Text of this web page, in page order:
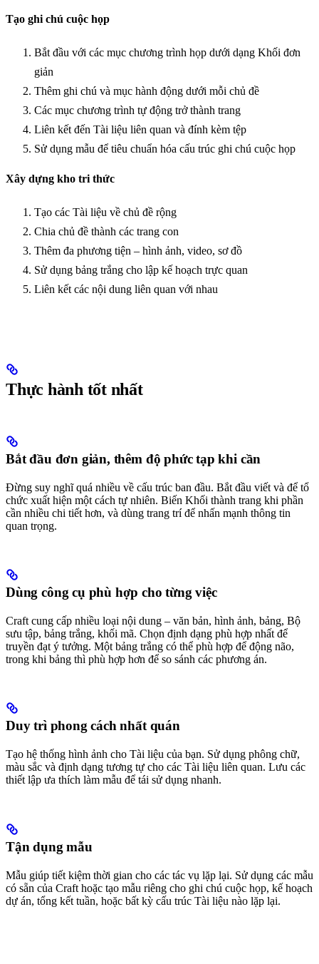
Tạo ghi chú cuộc họp
Bắt đầu với các mục chương trình họp dưới dạng Khối đơn
giản
Thêm ghi chú và mục hành động dưới mỗi chủ đề
Các mục chương trình tự động trở thành trang
Liên kết đến Tài liệu liên quan và đính kèm tệp
Sử dụng mẫu để tiêu chuẩn hóa cấu trúc ghi chú cuộc họp
Xây dựng kho tri thức
Tạo các Tài liệu về chủ đề rộng
Chia chủ đề thành các trang con
Thêm đa phương tiện – hình ảnh, video, sơ đồ
Sử dụng bảng trắng cho lập kế hoạch trực quan
Liên kết các nội dung liên quan với nhau
Thực hành tốt nhất
Bắt đầu đơn giản, thêm độ phức tạp khi cần
Đừng suy nghĩ quá nhiều về cấu trúc ban đầu. Bắt đầu viết và để tổ
chức xuất hiện một cách tự nhiên. Biến Khối thành trang khi phần
cần nhiều chi tiết hơn, và dùng trang trí để nhấn mạnh thông tin
quan trọng.
Dùng công cụ phù hợp cho từng việc
Craft cung cấp nhiều loại nội dung – văn bản, hình ảnh, bảng, Bộ
sưu tập, bảng trắng, khối mã. Chọn định dạng phù hợp nhất để
truyền đạt ý tưởng. Một bảng trắng có thể phù hợp để động não,
trong khi bảng thì phù hợp hơn để so sánh các phương án.
Duy trì phong cách nhất quán
Tạo hệ thống hình ảnh cho Tài liệu của bạn. Sử dụng phông chữ,
màu sắc và định dạng tương tự cho các Tài liệu liên quan. Lưu các
thiết lập ưa thích làm mẫu để tái sử dụng nhanh.
Tận dụng mẫu
Mẫu giúp tiết kiệm thời gian cho các tác vụ lặp lại. Sử dụng các mẫu
có sẵn của Craft hoặc tạo mẫu riêng cho ghi chú cuộc họp, kế hoạch
dự án, tổng kết tuần, hoặc bất kỳ cấu trúc Tài liệu nào lặp lại.